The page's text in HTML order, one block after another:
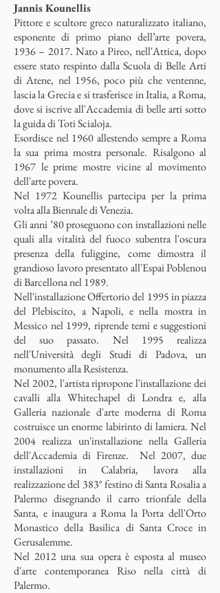
Jannis Kounellis
Pittore e scultore greco naturalizzato italiano,
esponente di primo piano dell’arte povera,
1936 – 2017. Nato a Pireo, nell'Attica, dopo
essere stato respinto dalla Scuola di Belle Arti
di Atene, nel 1956, poco più che ventenne,
lascia la Grecia e si trasferisce in Italia, a Roma,
dove si iscrive all'Accademia di belle arti sotto
la guida di Toti Scialoja.
Esordisce nel 1960 allestendo sempre a Roma
la sua prima mostra personale. Risalgono al
1967 le prime mostre vicine al movimento
dell'arte povera.
Nel 1972 Kounellis partecipa per la prima
volta alla Biennale di Venezia.
Gli anni ’80 proseguono con installazioni nelle
quali alla vitalità del fuoco subentra l'oscura
presenza della fuliggine, come dimostra il
grandioso lavoro presentato all'Espai Poblenou
di Barcellona nel 1989.
Nell'installazione Offertorio del 1995 in piazza
del Plebiscito, a Napoli, e nella mostra in
Messico nel 1999, riprende temi e suggestioni
del suo passato. Nel 1995 realizza
nell'Università degli Studi di Padova, un
monumento alla Resistenza.
Nel 2002, l'artista ripropone l'installazione dei
cavalli alla Whitechapel di Londra e, alla
Galleria nazionale d'arte moderna di Roma
costruisce un enorme labirinto di lamiera. Nel
2004 realizza un'installazione nella Galleria
dell'Accademia di Firenze. Nel 2007, due
installazioni in Calabria, lavora alla
realizzazione del 383° festino di Santa Rosalia a
Palermo disegnando il carro trionfale della
Santa, e inaugura a Roma la Porta dell'Orto
Monastico della Basilica di Santa Croce in
Gerusalemme.
Nel 2012 una sua opera è esposta al museo
d'arte contemporanea Riso nella città di
Palermo.